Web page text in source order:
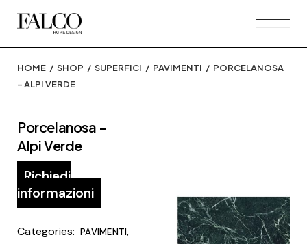
HOME SHOP SUPERFICI PAVIMENTI
PORCELANOSA
– ALPI VERDE
Porcelanosa –
Alpi Verde
Richiedi
informazioni
Categories: PAVIMENTI,